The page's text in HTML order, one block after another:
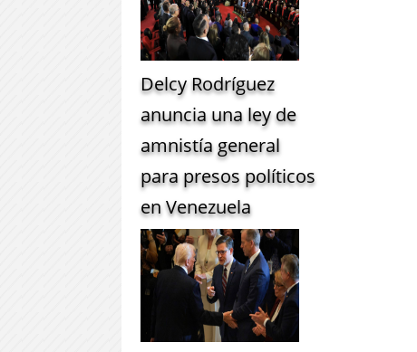
Delcy Rodríguez
anuncia una ley de
amnistía general
para presos políticos
en Venezuela